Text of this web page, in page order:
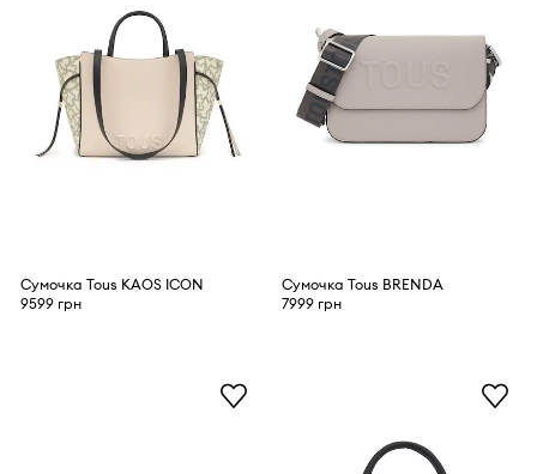
Сумочка Tous KAOS ICON
9599 грн
Сумочка Tous BRENDA
7999 грн